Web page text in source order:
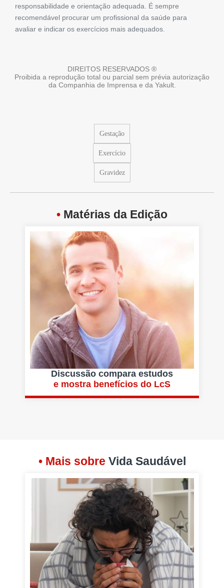
responsabilidade e orientação adequada. É sempre
recomendável procurar um profissional da saúde para
avaliar e indicar os exercícios mais adequados.
DIREITOS RESERVADOS ®
Proibida a reprodução total ou parcial sem prévia autorização
da Companhia de Imprensa e da Yakult.
Gestação
Exercício
Gravidez
• Matérias da Edição
Discussão compara estudos
e mostra benefícios do LcS
• Mais sobre Vida Saudável